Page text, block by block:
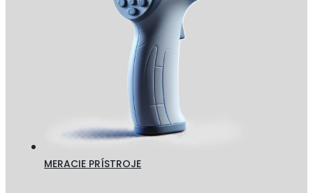
MERACIE PRÍSTROJE